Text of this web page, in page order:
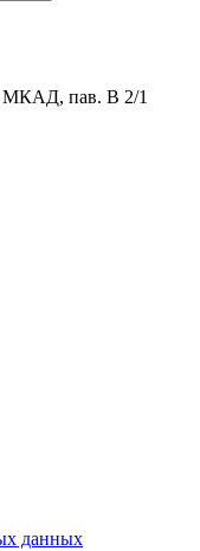
МКАД, пав. В 2/1
данных